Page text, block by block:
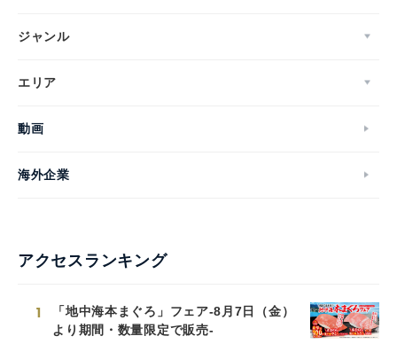
ジャンル
エリア
動画
海外企業
アクセスランキング
1
「地中海本まぐろ」フェア-8月7日（金）
より期間・数量限定で販売-